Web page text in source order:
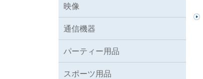
映像
通信機器
パーティー用品
スポーツ用品